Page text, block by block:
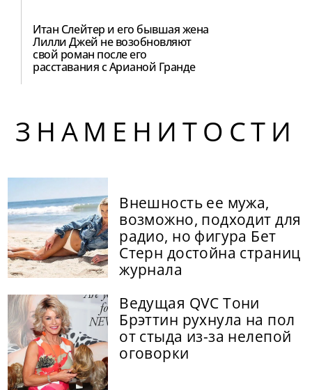
Итан Слейтер и его бывшая жена
Лилли Джей не возобновляют
свой роман после его
расставания с Арианой Гранде
ЗНАМЕНИТОСТИ
Внешность ее мужа,
возможно, подходит для
радио, но фигура Бет
Стерн достойна страниц
журнала
Ведущая QVC Тони
Брэттин рухнула на пол
от стыда из-за нелепой
оговорки